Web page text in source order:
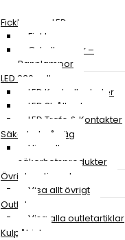
Ficklampor LED
Ficklampor
Cykellampor –
Pannlampor
LED 230 volt
LED Kontrollenheter
LED Strålkastare
LED Trafo & Kontakter
Säkerhet på väg
Visa alla
säkerhetsprodukter
Övrigt sortiment
Visa allt övrigt
Outlet
Visa alla outletartiklar
Kulpåhjul